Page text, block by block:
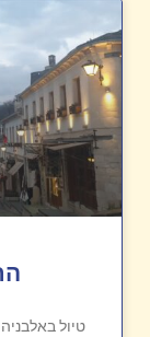
טיול